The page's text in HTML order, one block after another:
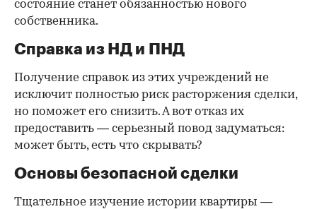
состояние станет обязанностью нового
собственника.
Справка из НД и ПНД
Получение справок из этих учреждений не
исключит полностью риск расторжения сделки,
но поможет его снизить. А вот отказ их
предоставить — серьезный повод задуматься:
может быть, есть что скрывать?
Основы безопасной сделки
Тщательное изучение истории квартиры —